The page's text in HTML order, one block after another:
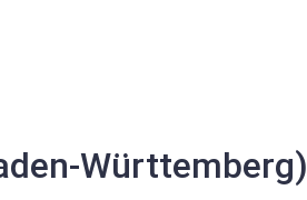
Württemberg)